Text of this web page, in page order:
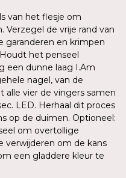
van het flesje om
de vrije rand van
garanderen en krimpen
het penseel
een dunne laag I.Am
nagel, van de
alle vier de vingers samen
LED. Herhaal dit proces
op de duimen. Optioneel:
om overtollige
verwijderen om de kans
een gladdere kleur te